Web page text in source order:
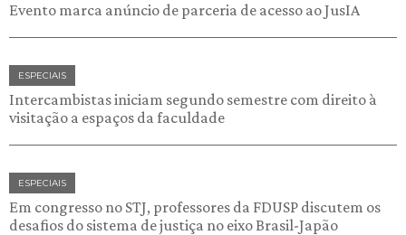
Evento marca anúncio de parceria de acesso ao JusIA
ESPECIAIS
Intercambistas iniciam segundo semestre com direito à
visitação a espaços da faculdade
ESPECIAIS
Em congresso no STJ, professores da FDUSP discutem os
desafios do sistema de justiça no eixo Brasil-Japão